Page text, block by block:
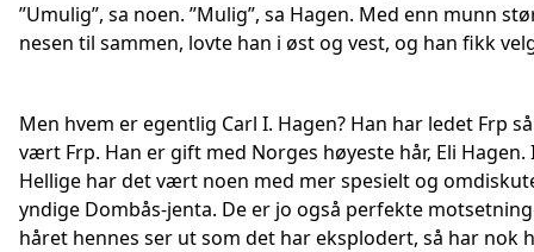
”Umulig”, sa noen. ”Mulig”, sa Hagen. Med enn munn
nesen til sammen, lovte han i øst og vest, og han fikk
Men hvem er egentlig Carl I. Hagen? Han har ledet Frp
vært Frp. Han er gift med Norges høyeste hår, Eli Hagen.
Hellige har det vært noen med mer spesielt og
yndige Dombås-jenta. De er jo også perfekte
håret hennes ser ut som det har eksplodert, så har nok